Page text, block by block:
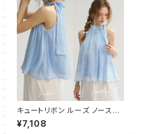
キュートリボン ルーズ ノースリ
ーブブラウス
¥7,108